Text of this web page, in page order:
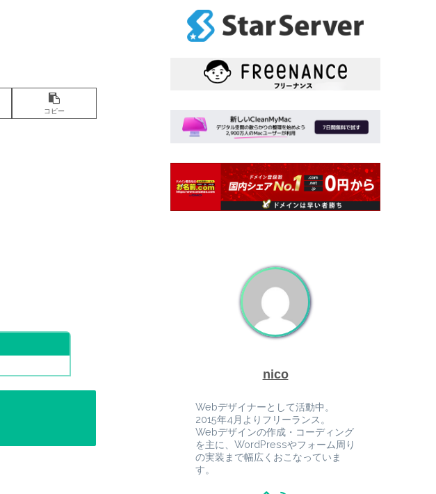
コピー
nico
Webデザイナーとして活動中。
2015年4月よりフリーランス。
Webデザインの作成・コーディング
を主に、WordPressやフォーム周り
の実装まで幅広くおこなっていま
す。